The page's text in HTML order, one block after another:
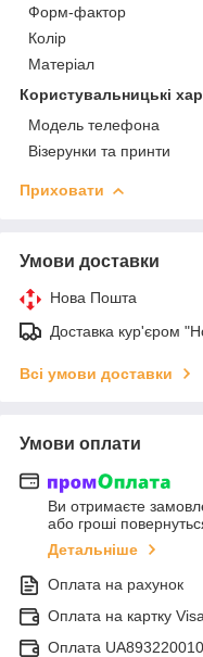
Форм-фактор
Колір
Матеріал
Користувальницькі
Модель телефона
Візерунки та принти
Приховати
Умови доставки
Нова Пошта
Доставка кур'єром
Всі умови доставки
Умови оплати
Ви отримаєте
або гроші
Детальніше
Оплата на рахунок
Оплата на картку
Оплата